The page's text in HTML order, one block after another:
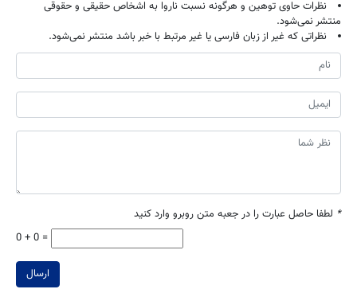
نظرات حاوی توهین و هرگونه نسبت ناروا به اشخاص حقیقی و حقوقی
منتشر نمی‌شود.
نظراتی که غیر از زبان فارسی یا غیر مرتبط با خبر باشد منتشر نمی‌شود.
* لطفا حاصل عبارت را در جعبه متن روبرو وارد کنید
0 + 0 =
ارسال